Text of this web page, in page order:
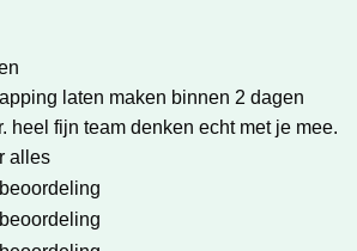
laten maken binnen 2 dagen
heel fijn team denken echt met je mee.
alles